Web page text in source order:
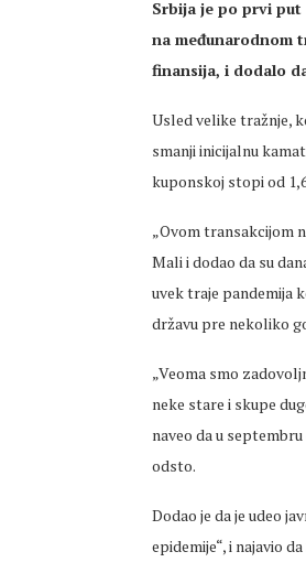
Srbija je po prvi put
na međunarodnom
finansija, i dodalo
Usled velike tražnje,
smanji inicijalnu
kuponskoj stopi od
„Ovom transakcijom
Mali i dodao da su
uvek traje pandemija
državu pre nekoliko
„Veoma smo
neke stare i skupe
naveo da u
odsto.
Dodao je da je udeo
epidemije“, i najavio